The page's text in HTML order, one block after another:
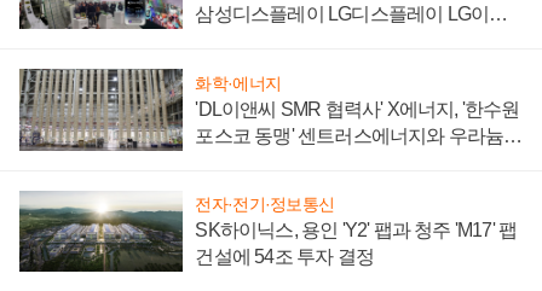
삼성디스플레이 LG디스플레이 LG이노
화학·에너지
'DL이앤씨 SMR 협력사' X에너지, '한수원
포스코 동맹' 센트러스에너지와 우라늄
전자·전기·정보통신
SK하이닉스, 용인 'Y2' 팹과 청주 'M17' 팹
건설에 54조 투자 결정